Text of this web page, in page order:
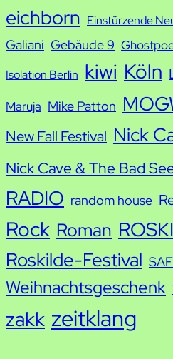
eichborn Einstürzende
Galiani Gebäude 9
Isolation Berlin kiwi Köln
Maruja Mike Patton
New Fall Festival Nick
Nick Cave & The Bad
RADIO random house
Rock Roman
Roskilde-Festival
Weihnachtsgeschenk
zakk zeitklang